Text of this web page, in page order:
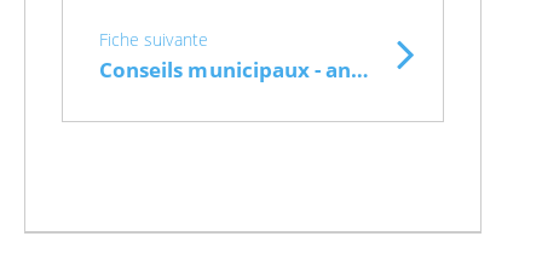
Fiche suivante
Conseils municipaux - année 2009